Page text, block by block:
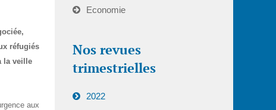
réfugiés
la veille
aux
Economie
Nos revues
trimestrielles
2022